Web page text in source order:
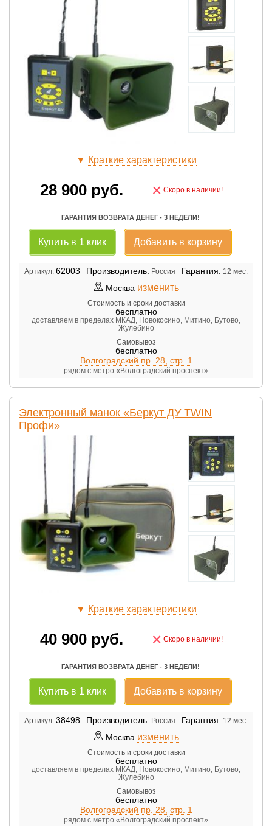
▼ Краткие характеристики
28 900 руб. × Скоро в наличии!
ГАРАНТИЯ ВОЗВРАТА ДЕНЕГ - 3 НЕДЕЛИ!
Купить в 1 клик Добавить в корзину
Артикул: 62003 Производитель: Россия Гарантия: 12 мес.
Москва изменить
Стоимость и сроки доставки
бесплатно
доставляем в пределах МКАД, Новокосино, Митино, Бутово,
Жулебино
Самовывоз
бесплатно
Волгоградский пр. 28, стр. 1
рядом с метро «Волгоградский проспект»
Электронный манок «Беркут ДУ TWIN
Профи»
▼ Краткие характеристики
40 900 руб. × Скоро в наличии!
ГАРАНТИЯ ВОЗВРАТА ДЕНЕГ - 3 НЕДЕЛИ!
Купить в 1 клик Добавить в корзину
Артикул: 38498 Производитель: Россия Гарантия: 12 мес.
Москва изменить
Стоимость и сроки доставки
бесплатно
доставляем в пределах МКАД, Новокосино, Митино, Бутово,
Жулебино
Самовывоз
бесплатно
Волгоградский пр. 28, стр. 1
рядом с метро «Волгоградский проспект»